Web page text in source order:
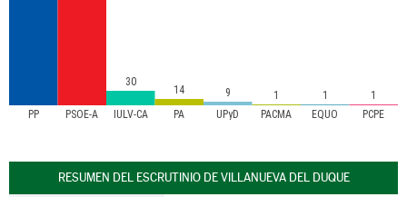
PP PSOE-A IULV-CA PA UPyD PACMA EQUO PCPE
30
14 9 1 1 1
RESUMEN DEL ESCRUTINIO DE VILLANUEVA DEL DUQUE